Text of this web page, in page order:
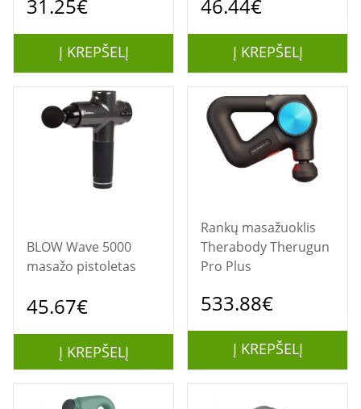
31.25€
Į KREPŠELĮ
46.44€
Į KREPŠELĮ
BLOW Wave 5000
masažo pistoletas
45.67€
Į KREPŠELĮ
Rankų masažuoklis
Therabody Therugun
Pro Plus
533.88€
Į KREPŠELĮ